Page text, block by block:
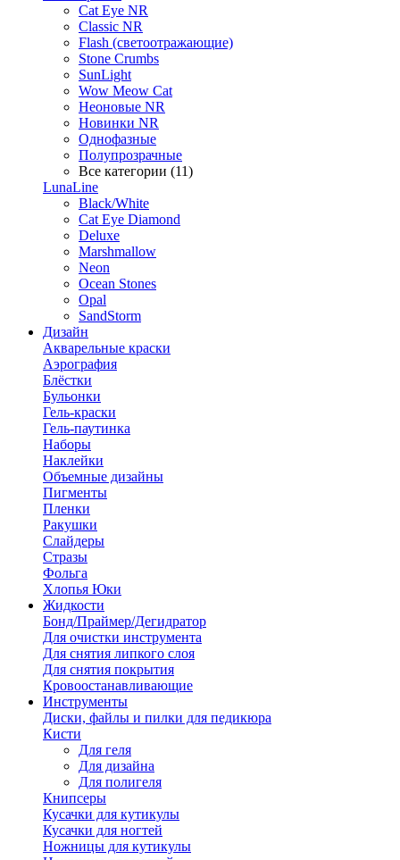
Cat Eye NR
Classic NR
Flash (светоотражающие)
Stone Crumbs
SunLight
Wow Meow Cat
Неоновые NR
Новинки NR
Однофазные
Полупрозрачные
Все категории (11)
LunaLine
Black/White
Cat Eye Diamond
Deluxe
Marshmallow
Neon
Ocean Stones
Opal
SandStorm
Дизайн
Акварельные краски
Аэрография
Блёстки
Бульонки
Гель-краски
Гель-паутинка
Наборы
Наклейки
Объемные дизайны
Пигменты
Пленки
Ракушки
Слайдеры
Стразы
Фольга
Хлопья Юки
Жидкости
Бонд/Праймер/Дегидратор
Для очистки инструмента
Для снятия липкого слоя
Для снятия покрытия
Кровоостанавливающие
Инструменты
Диски, файлы и пилки для педикюра
Кисти
Для геля
Для дизайна
Для полигеля
Книпсеры
Кусачки для кутикулы
Кусачки для ногтей
Ножницы для кутикулы